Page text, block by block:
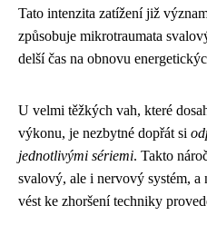
Tato intenzita zatížení již
způsobuje mikrotraumata
delší čas na obnovu
U velmi těžkých vah, které
výkonu, je nezbytné dopřát si
jednotlivými sériemi. Takto
svalový, ale i nervový systém, a
vést ke zhoršení techniky